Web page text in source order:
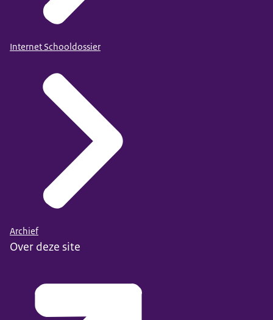
Internet Schooldossier
Archief
Over deze site